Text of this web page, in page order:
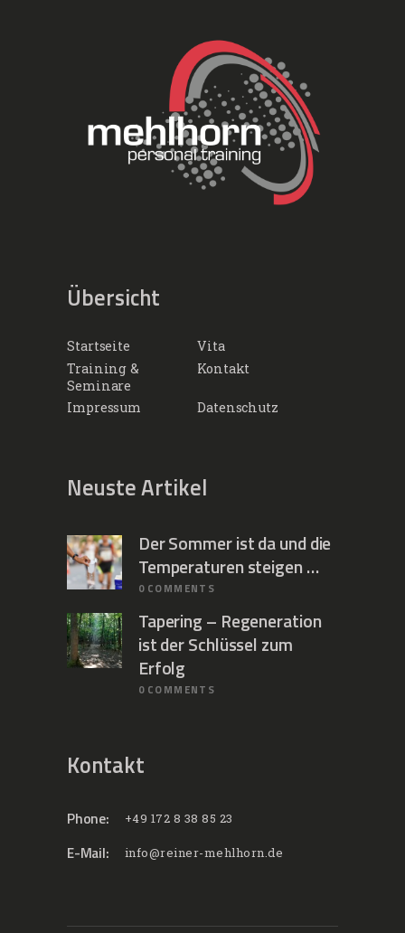
Übersicht
Startseite
Vita
Training &
Seminare
Kontakt
Impressum Datenschutz
Neuste Artikel
Der Sommer ist da und die
Temperaturen steigen …
0 COMMENTS
Tapering – Regeneration
ist der Schlüssel zum
Erfolg
0 COMMENTS
Kontakt
Phone: +49 172 8 38 85 23
E-Mail: info@reiner-mehlhorn.de